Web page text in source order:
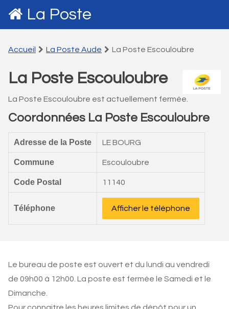
La Poste
Accueil La Poste Aude La Poste Escouloubre
La Poste Escouloubre
La Poste Escouloubre est actuellement fermée.
Coordonnées La Poste Escouloubre
Adresse de la Poste LE BOURG
Commune Escouloubre
Code Postal 11140
Téléphone Afficher le téléphone
Le bureau de poste est ouvert et du lundi au vendredi
de 09h00 à 12h00. La poste est fermée le Samedi et le
Dimanche.